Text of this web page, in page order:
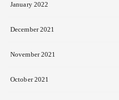
January 2022
December 2021
November 2021
October 2021